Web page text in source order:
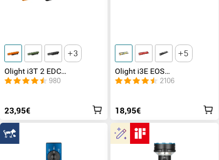
3
Olight i3T 2 EDC
Taschenlampe mit
Endkappenschalter und 2
980
23,95€
5
Olight i3E EOS
Schlüsselbund
Taschenlampe
2106
18,95€